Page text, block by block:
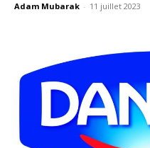
Adam Mubarak - 11 juillet 2023